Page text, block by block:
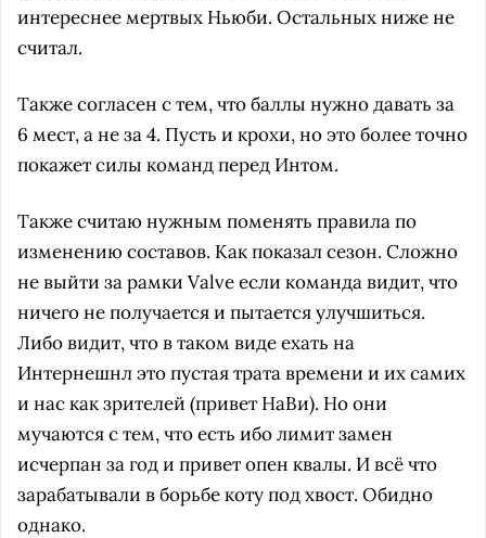
интереснее мертвых Ньюби. Остальных ниже не
считал.
Также согласен с тем, что баллы нужно давать за
6 мест, а не за 4. Пусть и крохи, но это более точно
покажет силы команд перед Интом.
Также считаю нужным поменять правила по
изменению составов. Как показал сезон. Сложно
не выйти за рамки Valve если команда видит, что
ничего не получается и пытается улучшиться.
Либо видит, что в таком виде ехать на
Интернешнл это пустая трата времени и их самих
и нас как зрителей (привет НаВи). Но они
мучаются с тем, что есть ибо лимит замен
исчерпан за год и привет опен квалы. И всё что
зарабатывали в борьбе коту под хвост. Обидно
однако.